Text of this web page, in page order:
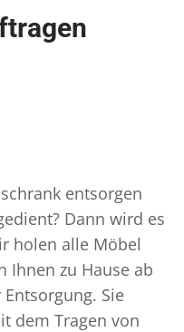
entsorgen
Dann wird es
holen alle Möbel
Ihnen zu Hause ab
Sie
dem Tragen von